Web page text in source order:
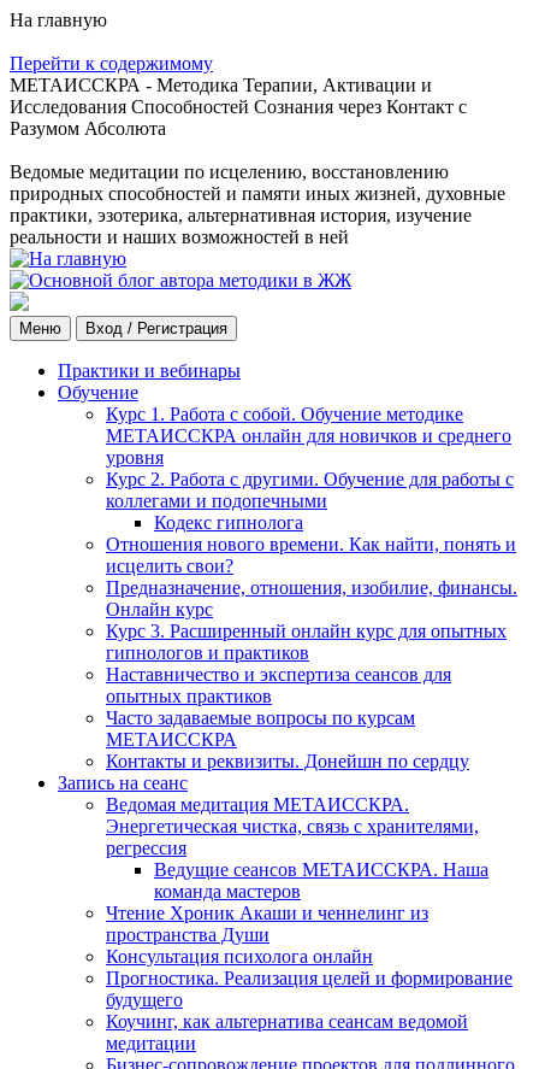
На главную
Перейти к содержимому
МЕТАИССКРА - Методика Терапии, Активации и
Исследования Способностей Сознания через Контакт с
Разумом Абсолюта
Ведомые медитации по исцелению, восстановлению
природных способностей и памяти иных жизней, духовные
практики, эзотерика, альтернативная история, изучение
реальности и наших возможностей в ней
Меню Вход / Регистрация
Практики и вебинары
Обучение
Курс 1. Работа с собой. Обучение методике
МЕТАИССКРА онлайн для новичков и среднего
уровня
Курс 2. Работа с другими. Обучение для работы с
коллегами и подопечными
Кодекс гипнолога
Отношения нового времени. Как найти, понять и
исцелить свои?
Предназначение, отношения, изобилие, финансы.
Онлайн курс
Курс 3. Расширенный онлайн курс для опытных
гипнологов и практиков
Наставничество и экспертиза сеансов для
опытных практиков
Часто задаваемые вопросы по курсам
МЕТАИССКРА
Контакты и реквизиты. Донейшн по сердцу
Запись на сеанс
Ведомая медитация МЕТАИССКРА.
Энергетическая чистка, связь с хранителями,
регрессия
Ведущие сеансов МЕТАИССКРА. Наша
команда мастеров
Чтение Хроник Акаши и ченнелинг из
пространства Души
Консультация психолога онлайн
Прогностика. Реализация целей и формирование
будущего
Коучинг, как альтернатива сеансам ведомой
медитации
Бизнес-сопровождение проектов для подлинного